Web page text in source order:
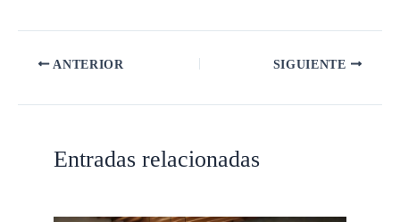
ANTERIOR SIGUIENTE
Entradas relacionadas